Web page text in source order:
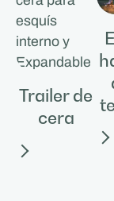
Trailer de
cera